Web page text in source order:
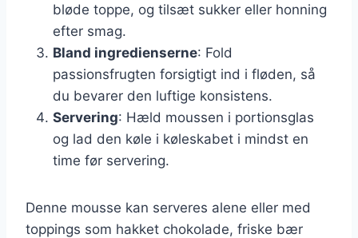
bløde toppe, og tilsæt sukker eller honning
efter smag.
Bland ingredienserne: Fold
passionsfrugten forsigtigt ind i fløden, så
du bevarer den luftige konsistens.
Servering: Hæld moussen i portionsglas
og lad den køle i køleskabet i mindst en
time før servering.
Denne mousse kan serveres alene eller med
toppings som hakket chokolade, friske bær